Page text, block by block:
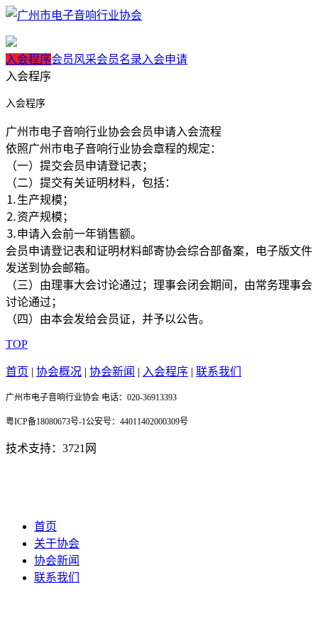
入会程序会员风采会员名录 入会申请
入会程序
入会程序
广州市电子音响行业协会会员申请入会流程
依照广州市电子音响行业协会章程的规定：
（一）提交会员申请登记表；
（二）提交有关证明材料，包括：
⒈生产规模；
⒉资产规模；
⒊申请入会前一年销售额。
会员申请登记表和证明材料邮寄协会综合部备案，电子版文件
发送到协会邮箱。
（三）由理事大会讨论通过；理事会闭会期间，由常务理事会
讨论通过；
（四）由本会发给会员证，并予以公告。
TOP
首页 | 协会概况 | 协会新闻 | 入会程序 | 联系我们
广州市电子音响行业协会 电话：020-36913393
粤ICP备18080673号-1公安号：44011402000309号
技术支持：3721网
首页
关于协会
协会新闻
联系我们